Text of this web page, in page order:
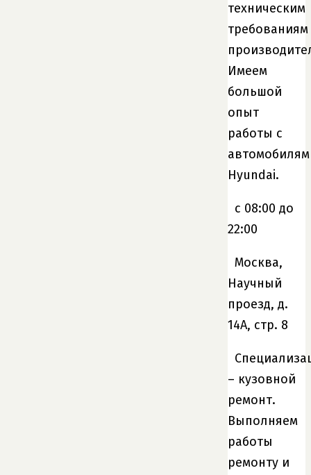
техническим
требованиям
Имеем
большой
опыт
работы с
Hyundai.
c 08:00 до
22:00
Москва,
Научный
проезд, д.
14А, стр. 8
– кузовной
ремонт.
Выполняем
работы
ремонту и